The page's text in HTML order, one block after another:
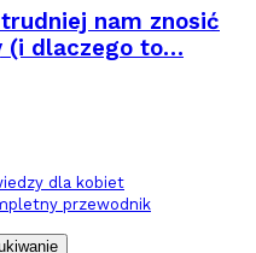
nam znosić
(i dlaczego to…
dla kobiet
przewodnik